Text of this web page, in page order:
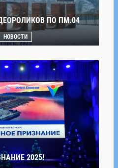
ПО ПМ.04
НОВОСТИ
2025!